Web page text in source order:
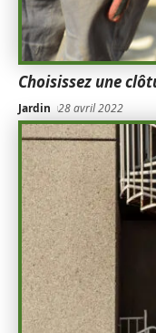
Choisissez une
Jardin 28 avril 2022